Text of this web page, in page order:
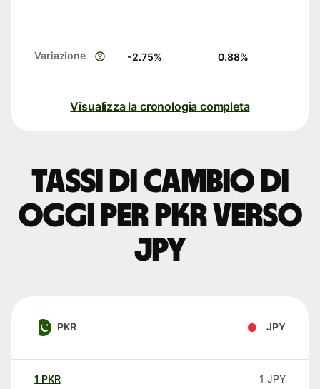
Variazione -2.75% 0.88%
Visualizza la cronologia completa
Tassi di cambio di
oggi per PKR verso
JPY
PKR JPY
1 PKR 1 JPY